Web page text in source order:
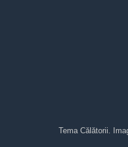
Tema Călătorii.